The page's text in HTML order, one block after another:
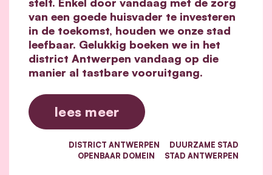
van een goede huisvader te investeren
in de toekomst, houden we onze stad
leefbaar. Gelukkig boeken we in het
district Antwerpen vandaag op die
manier al tastbare vooruitgang.
lees meer
DISTRICT ANTWERPEN
DUURZAME STAD
OPENBAAR DOMEIN
STAD ANTWERPEN